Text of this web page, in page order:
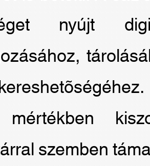
nyújt
szemben